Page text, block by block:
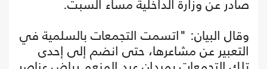
صادر عن وزارة الداخلية مساء السبت.
وقال البيان: "اتسمت التجمعات بالسلمية في
التعبير عن مشاعرها، حتى انضم إلى إحدى